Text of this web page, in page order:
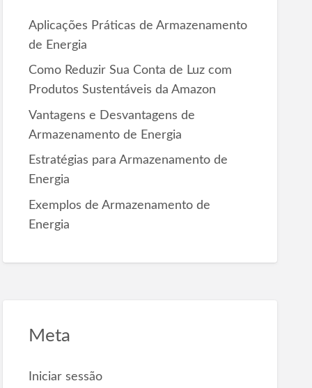
Aplicações Práticas de Armazenamento
de Energia
Como Reduzir Sua Conta de Luz com
Produtos Sustentáveis da Amazon
Vantagens e Desvantagens de
Armazenamento de Energia
Estratégias para Armazenamento de
Energia
Exemplos de Armazenamento de
Energia
Meta
Iniciar sessão